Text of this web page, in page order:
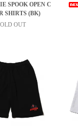
SPOOK OPEN C
SHIRTS (BK)
OUT